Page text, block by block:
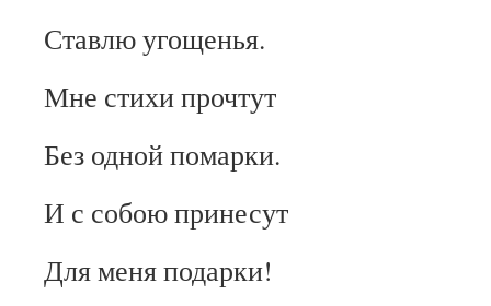
Ставлю угощенья.
Мне стихи прочтут
Без одной помарки.
И с собою принесут
Для меня подарки!